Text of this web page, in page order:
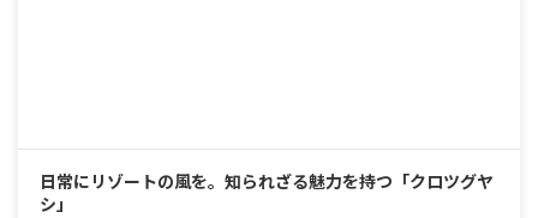
日常にリゾートの風を。知られざる魅力を持つ「クロツグヤ
シ」